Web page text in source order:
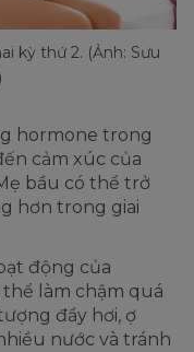
kỳ thứ 2. (Ảnh: Sưu
hormone trong
cảm xúc của
bầu có thể trở
hơn trong giai
động của
làm chậm quá
đầy hơi, ợ
nước và tránh